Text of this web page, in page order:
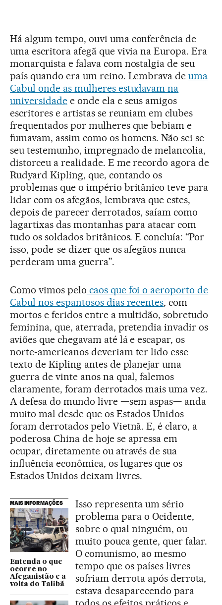
Há algum tempo, ouvi uma conferência de
uma escritora afegã que vivia na Europa. Era
monarquista e falava com nostalgia de seu
país quando era um reino. Lembrava deuma
Cabul onde as mulheres estudavam na
universidadee onde ela e seus amigos
escritores e artistas se reuniam em clubes
frequentados por mulheres que bebiam e
fumavam, assim como os homens. Não sei se
seu testemunho, impregnado de melancolia,
distorceu a realidade. E me recordo agora de
Rudyard Kipling, que, contando os
problemas que o império britânico teve para
lidar com os afegãos, lembrava que estes,
depois de parecer derrotados, saíam como
lagartixas das montanhas para atacar com
tudo os soldados britânicos. E concluía: “Por
isso, pode-se dizer que os afegãos nunca
perderam uma guerra”.
Como vimos pelo caos que foi o aeroporto de
Cabul nos espantosos dias recentes, com
mortos e feridos entre a multidão, sobretudo
feminina, que, aterrada, pretendia invadir os
aviões que chegavam até lá e escapar, os
norte-americanos deveriam ter lido esse
texto de Kipling antes de planejar uma
guerra de vinte anos na qual, falemos
claramente, foram derrotados mais uma vez.
A defesa do mundo livre —sem aspas— anda
muito mal desde que os Estados Unidos
foram derrotados pelo Vietnã. E, é claro, a
poderosa China de hoje se apressa em
ocupar, diretamente ou através de sua
influência econômica, os lugares que os
Estados Unidos deixam livres.
MAIS INFORMAÇÕES
Entenda o que
ocorre no
Afeganistão e a
volta do Talibã
Isso representa um sério
problema para o Ocidente,
sobre o qual ninguém, ou
muito pouca gente, quer falar.
O comunismo, ao mesmo
tempo que os países livres
sofriam derrota após derrota,
estava desaparecendo para